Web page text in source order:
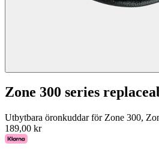
Zone 300 series
Utbytbara öronkuddar för Zone 300,
189,00 kr